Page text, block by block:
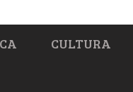
CULTURA